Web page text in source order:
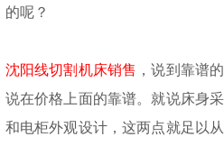
的呢？
沈阳线切割机床销售 ，说到靠谱
说在价格上面的靠谱。就说床身
和电柜外观设计，这两点就足以